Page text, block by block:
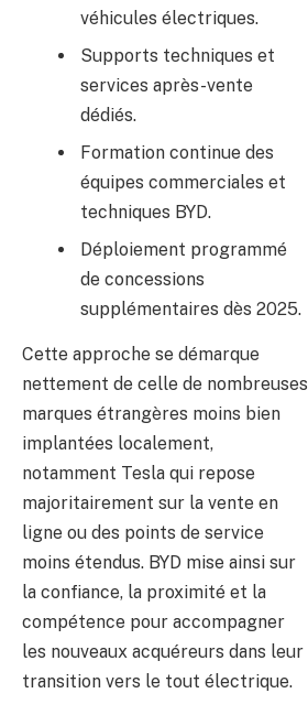
véhicules électriques.
Supports techniques et
services après-vente
dédiés.
Formation continue des
équipes commerciales et
techniques BYD.
Déploiement programmé
de concessions
supplémentaires dès 2025.
Cette approche se démarque
nettement de celle de nombreuses
marques étrangères moins bien
implantées localement,
notamment Tesla qui repose
majoritairement sur la vente en
ligne ou des points de service
moins étendus. BYD mise ainsi sur
la confiance, la proximité et la
compétence pour accompagner
les nouveaux acquéreurs dans leur
transition vers le tout électrique.